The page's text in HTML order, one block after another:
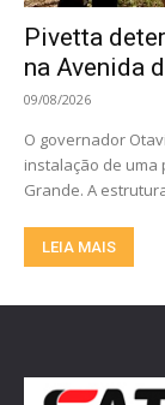
Pivetta
na Avenida
09/08/2026
O governador
instalação de uma
Grande. A
LEIA MAIS